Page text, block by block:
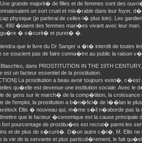
grande majorit� de filles et de femmes sont des
un sort cruel et mis�rable dans leur foyer,
physique (je parlerai de celles-l� plus loin). Les
490 �taient des femmes mari�es vivant avec leur
gu�re � s�curit� et puret� �.
que le livre du Dr Sanger a �t� interdit de toutes
soucient pas de faire conna�tre au public la raison
Blaschko, dans PROSTITUTION IN THE 19TH
est un facteur essentiel de la prostitution.
La prostitution a beau avoir toujours exist�,
qu�elle est devenue une institution sociale. Avec le
de gens sur le march� de la comp�tition, la
de l'emploi, la prostitution a b�n�fici� de l��lan le
Ellis � nouveau qui, m�me s�il n�aborde pas la
que le facteur �conomique est la cause principale
fort pourcentage de prostitu�es est recrut� parmi les
et de plus de s�curit�. D�un autre c�t�, M. Ellis ne
la vie de la servante et plus particuli�rement, le fait